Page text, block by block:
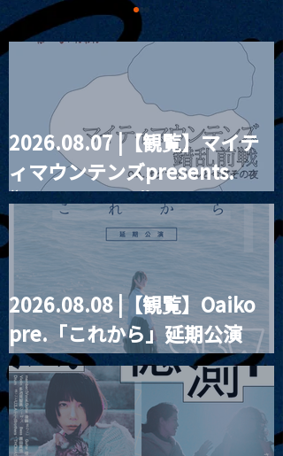
MoonRomantic
Channel1周年記念Live
2026.08.07 |【観覧】マイテ
ィマウンテンズpresents.
“HALL-IN-ONE”
2026.08.08 |【観覧】Oaiko
pre.「これから」延期公演
Blurred City Lights × 17歳
とベルリンの壁